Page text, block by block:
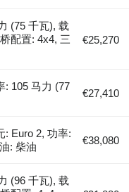
(75 千瓦), 载
配置: 4x4, 三
€25,270
: 105 马力 (77
€27,410
: Euro 2, 功率:
: 柴油
€38,080
(96 千瓦), 载